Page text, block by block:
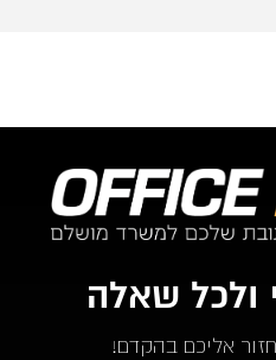
ולכל שאלה
אליכם בהקדם!